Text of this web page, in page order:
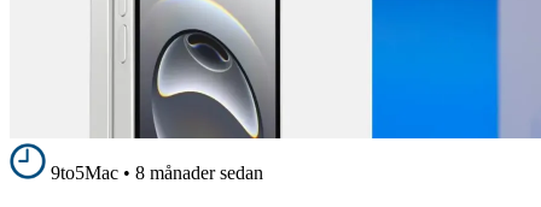
9to5Mac • 8 månader sedan